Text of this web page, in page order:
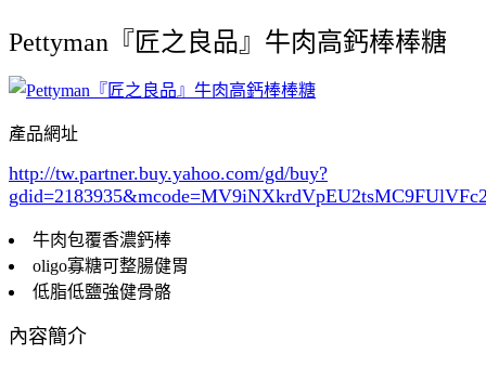
Pettyman『匠之良品』牛肉高鈣棒棒糖
產品網址
http://tw.partner.buy.yahoo.com/gd/buy?
gdid=2183935
牛肉包覆香濃鈣棒
oligo寡糖可整腸健胃
低脂低鹽強健骨骼
內容簡介